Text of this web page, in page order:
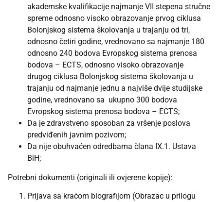
akademske kvalifikacije najmanje VII stepena stručne
spreme odnosno visoko obrazovanje prvog ciklusa
Bolonjskog sistema školovanja u trajanju od tri,
odnosno četiri godine, vrednovano sa najmanje 180
odnosno 240 bodova Evropskog sistema prenosa
bodova – ECTS, odnosno visoko obrazovanje
drugog ciklusa Bolonjskog sistema školovanja u
trajanju od najmanje jednu a najviše dvije studijske
godine, vrednovano sa ukupno 300 bodova
Evropskog sistema prenosa bodova – ECTS;
Da je zdravstveno sposoban za vršenje poslova
predviđenih javnim pozivom;
Da nije obuhvaćen odredbama člana IX.1. Ustava
BiH;
Potrebni dokumenti (originali ili ovjerene kopije):
Prijava sa kraćom biografijom (Obrazac u prilogu